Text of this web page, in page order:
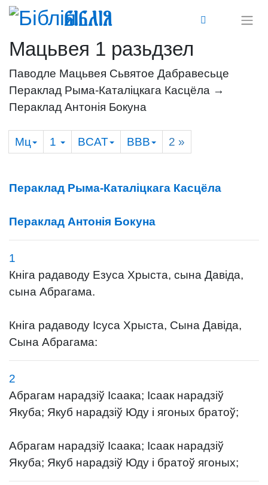
Біблія
Мацьвея 1 разьдзел
Паводле Мацьвея Сьвятое Дабравесьце
Пераклад Рыма-Каталіцкага Касцёла →
Пераклад Антонія Бокуна
Мц 1 BCAT BBB 2 »
Пераклад Рыма-Каталіцкага Касцёла
Пераклад Антонія Бокуна
1
Кніга радаводу Езуса Хрыста, сына Давіда,
сына Абрагама.
Кніга радаводу Ісуса Хрыста, Сына Давіда,
Сына Абрагама:
2
Абрагам нарадзіў Ісаака; Ісаак нарадзіў
Якуба; Якуб нарадзіў Юду і ягоных братоў;
Абрагам нарадзіў Ісаака; Ісаак нарадзіў
Якуба; Якуб нарадзіў Юду і братоў ягоных;